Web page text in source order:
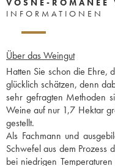
VOSNE-
INFORMATIONEN
Über das Weingut
Hatten Sie schon die Ehre,
glücklich schätzen, denn
sehr gefragten Methoden
Weine auf nur 1,7 Hektar
gestellt.
Als Fachmann und
Schwefel aus dem
bei niedrigen